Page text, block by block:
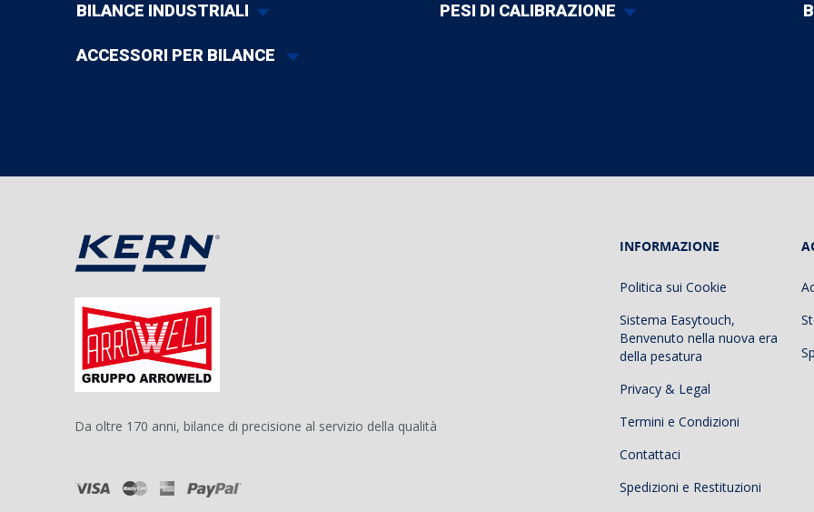
BILANCE INDUSTRIALI PESI DI CALIBRAZIONE
ACCESSORI PER BILANCE
Da oltre 170 anni, bilance di precisione al servizio della qualità
INFORMAZIONE
Politica sui Cookie
Sistema Easytouch,
Benvenuto nella nuova era
della pesatura
Privacy & Legal
Termini e Condizioni
Contattaci
Spedizioni e Restituzioni